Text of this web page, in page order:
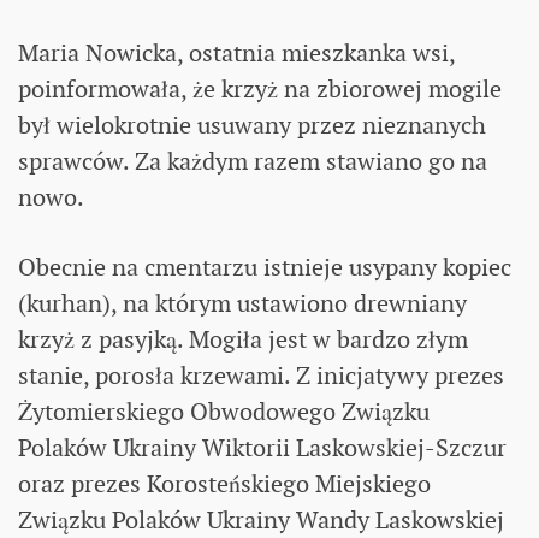
Maria Nowicka, ostatnia mieszkanka wsi,
poinformowała, że krzyż na zbiorowej mogile
był wielokrotnie usuwany przez nieznanych
sprawców. Za każdym razem stawiano go na
nowo.
Obecnie na cmentarzu istnieje usypany kopiec
(kurhan), na którym ustawiono drewniany
krzyż z pasyjką. Mogiła jest w bardzo złym
stanie, porosła krzewami. Z inicjatywy prezes
Żytomierskiego Obwodowego Związku
Polaków Ukrainy Wiktorii Laskowskiej-Szczur
oraz prezes Korosteńskiego Miejskiego
Związku Polaków Ukrainy Wandy Laskowskiej